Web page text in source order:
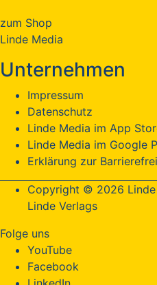
zum Shop
Linde Media
Unternehmen
Impressum
Datenschutz
Linde Media im App
Linde Media im Google
Erklärung zur
Copyright © 2026
Linde Verlags
Folge uns
YouTube
Facebook